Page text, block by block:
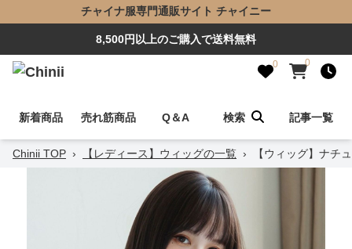
チャイナ服専門通販サイト チャイニー
8,500円以上のご購入で送料無料
0 0
新着商品 売れ筋商品 Q＆A 検索 記事一覧
Chinii TOP › 【レディース】ウィッグの一覧 › 【ウィッグ】ナチ